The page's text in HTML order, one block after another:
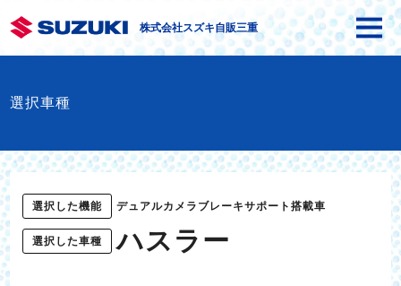
株式会社スズキ自販三重
選択車種
選択した機能 デュアルカメラブレーキサポート搭載車
選択した車種 ハスラー